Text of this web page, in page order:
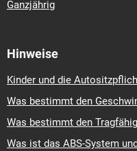
Ganzjährig
Hinweise
Kinder und die
Was bestimmt den
Was bestimmt den
Was ist das ABS-System